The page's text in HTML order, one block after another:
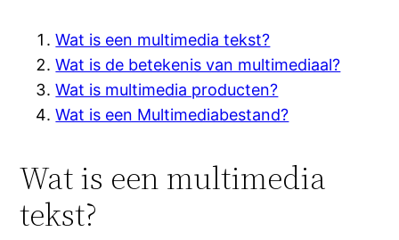
Wat is een multimedia tekst?
Wat is de betekenis van multimediaal?
Wat is multimedia producten?
Wat is een Multimediabestand?
Wat is een multimedia
tekst?